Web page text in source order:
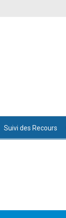
Suivi des Recours